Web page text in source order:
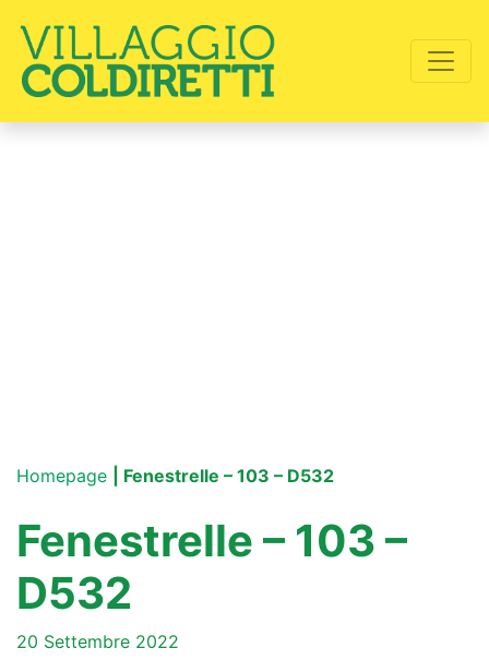
Homepage | Fenestrelle – 103 – D532
Fenestrelle – 103 –
D532
20 Settembre 2022